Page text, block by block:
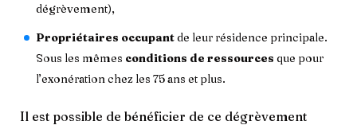
dégrèvement),
Propriétaires occupantde leur résidence principale.
Sous les mêmes conditions de ressources que pour
l’exonération chez les 75 ans et plus.
Il est possible de bénéficier de ce dégrèvement